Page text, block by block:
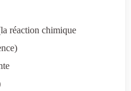
réaction chimique